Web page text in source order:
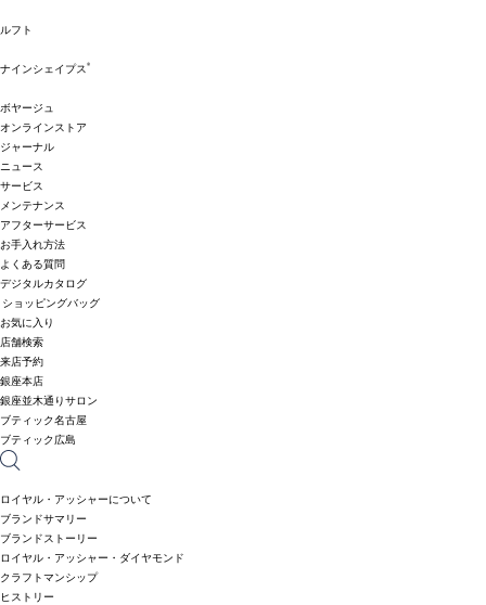
ルフト
ナインシェイプス®
ボヤージュ
オンラインストア
ジャーナル
ニュース
サービス
メンテナンス
アフターサービス
お手入れ方法
よくある質問
デジタルカタログ
ショッピングバッグ
お気に入り
店舗検索
来店予約
銀座本店
銀座並木通りサロン
ブティック名古屋
ブティック広島
ロイヤル・アッシャーについて
ブランドサマリー
ブランドストーリー
ロイヤル・アッシャー・ダイヤモンド
クラフトマンシップ
ヒストリー